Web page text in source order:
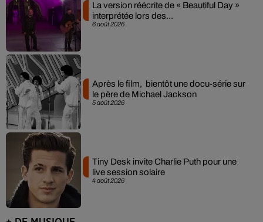
6 août 2026
La version réécrite de « Beautiful Day »
interprétée lors des...
5 août 2026
Après le film, bientôt une docu-série sur
le père de Michael Jackson
4 août 2026
Tiny Desk invite Charlie Puth pour une
live session solaire